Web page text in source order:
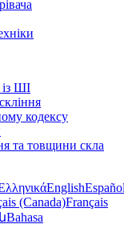
ШІ
кодексу
та товщини скла
English
(Canada)Français
Bahasa